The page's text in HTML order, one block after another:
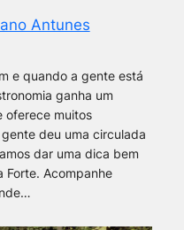
Antunes
e quando a gente está
ganha um
oferece muitos
deu uma circulada
dar uma dica bem
Forte. Acompanhe